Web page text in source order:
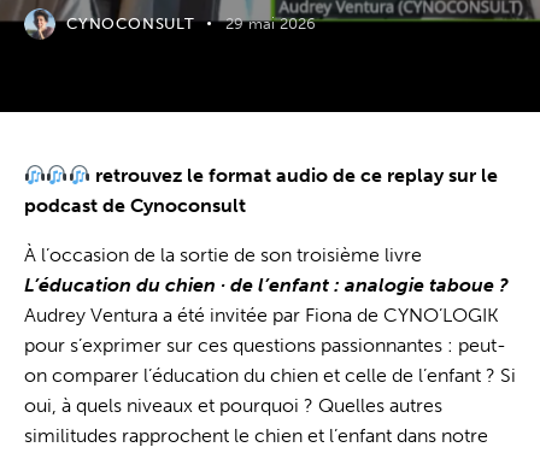
CYNOCONSULT 29 mai 2026
retrouvez le format audio de ce replay sur le
podcast de Cynoconsult
À l’occasion de la sortie de son troisième livre
L’éducation du chien · de l’enfant : analogie taboue ?
Audrey Ventura a été invitée par Fiona de CYNO’LOGIK
pour s’exprimer sur ces questions passionnantes : peut-
on comparer l’éducation du chien et celle de l’enfant ? Si
oui, à quels niveaux et pourquoi ? Quelles autres
similitudes rapprochent le chien et l’enfant dans notre